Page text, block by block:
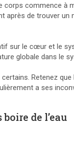
corps commence à
après de trouver un
sur le cœur et le
globale dans le
Retenez que
a ses
de l’eau